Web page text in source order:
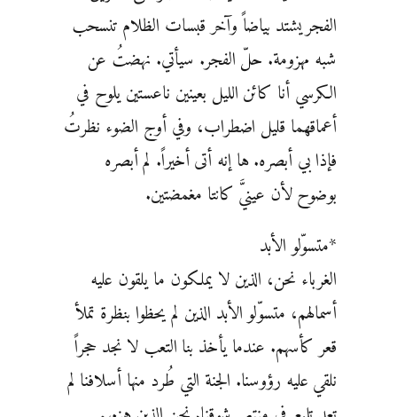
الفجر يشتد بياضاً وآخر قبسات الظلام تنسحب
شبه مهزومة. حلّ الفجر. سيأتي. نهضتُ عن
الكرسي أنا كائن الليل بعينين ناعستين يلوح في
أعماقهما قليل اضطراب، وفي أوج الضوء نظرتُ
فإذا بي أبصره. ها إنه أتى أخيراً. لم أبصره
بوضوح لأن عينيَّ كانتا مغمضتين.
*متسوّلو الأبد
الغرباء نحن، الذين لا يملكون ما يلقون عليه
أسمالهم، متسوّلو الأبد الذين لم يحظوا بنظرة تملأ
قعر كأسهم. عندما يأخذ بنا التعب لا نجد حجراً
نلقي عليه رؤوسنا. الجنة التي طُرد منها أسلافنا لم